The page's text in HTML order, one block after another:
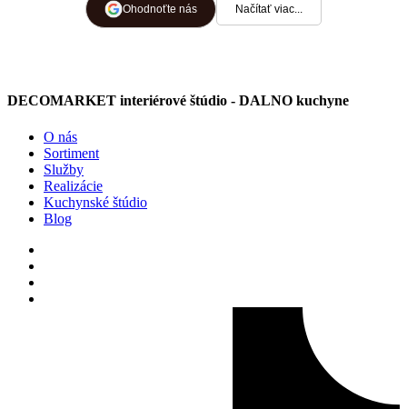
výrobou. Cena bola primeraná
náročnosti a počas celej
Montážnici boli šikovní, ochotní a
Všetko sa dalo bez problémov
dohodnúť a pri otázkach mi
všetko ochotne vysvetlili. Celý
proces prebehol bez problémov a
Ohodnoťte nás Načítať viac...
DECOMARKET interiérové štúdio - DALNO kuchyne
O nás
Sortiment
Služby
Realizácie
Kuchynské štúdio
Blog